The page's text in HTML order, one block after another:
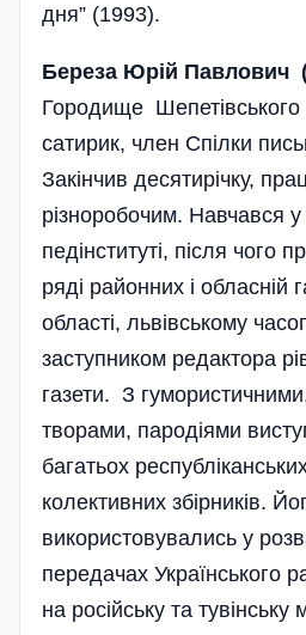
дня” (1993).
Береза Юрій Павлович
Городище Шепетівського
сатирик, член Спілки
Закінчив десятирічку,
різноробочим. Навчався
педінституті, після чого
ряді районних і обласній
області, львівському
заступником редактора
газети. З
творами, пародіями
багатьох
колективних збірників.
використовувались у
передачах Українського
на російську та